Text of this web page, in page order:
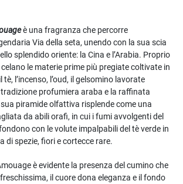
è una fragranza che percorre
Via della seta, unendo con la sua scia
splendido oriente: la Cina e l’Arabia. Proprio
celano le materie prime più pregiate coltivate in
l’incenso, l’oud, il gelsomino lavorate
profumiera araba e la raffinata
piramide olfattiva risplende come una
da abili orafi, in cui i fumi avvolgenti del
con le volute impalpabili del tè verde in
di spezie, fiori e cortecce rare.
è evidente la presenza del cumino che
il cuore dona eleganza e il fondo